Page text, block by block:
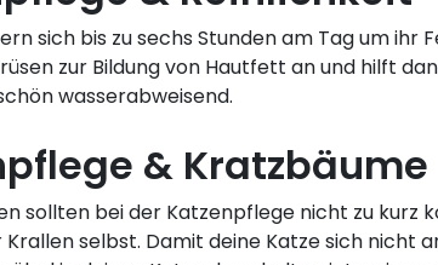
sich bis zu sechs Stunden am Tag um ihr
zur Bildung von Hautfett an und hilft
wasserabweisend.
& Kratzbäume
sollten bei der Katzenpflege nicht zu kurz
selbst. Damit deine Katze sich nicht